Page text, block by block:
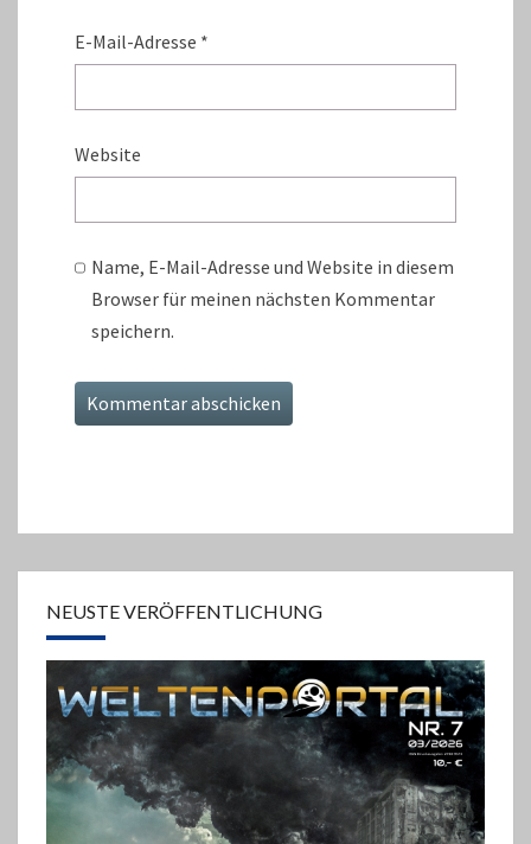
E-Mail-Adresse *
Website
Name, E-Mail-Adresse und Website in diesem
Browser für meinen nächsten Kommentar
speichern.
NEUSTE VERÖFFENTLICHUNG